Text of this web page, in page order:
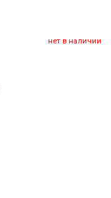
нет в наличии